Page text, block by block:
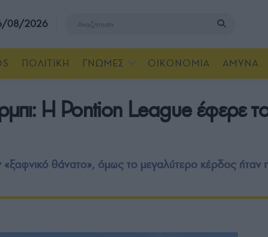
08/2026
ΠΟΛΙΤΙΚΗ ΓΝΩΜΕΣ ΟΙΚΟΝΟΜΙΑ ΑΜΥΝΑ
Η Pontion League έφερε
θάνατο», όμως το μεγαλύτερο κέρδος ήταν